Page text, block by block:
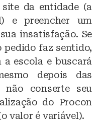
da entidade (a
e preencher um
insatisfação. Se
pedido faz sentido,
escola e buscará
depois das
conserte seu
do Procon
valor é variável).